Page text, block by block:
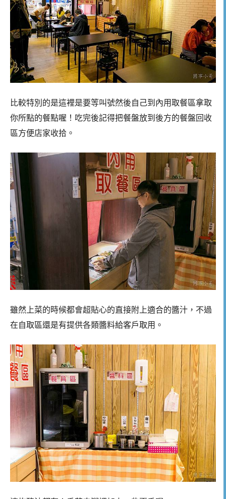
比較特別的是這裡是要等叫號然後自己到內用取餐區拿取
你所點的餐點喔！吃完後記得把餐盤放到後方的餐盤回收
區方便店家收拾。
雖然上菜的時候都會超貼心的直接附上適合的醬汁，不過
在自取區還是有提供各類醬料給客戶取用。